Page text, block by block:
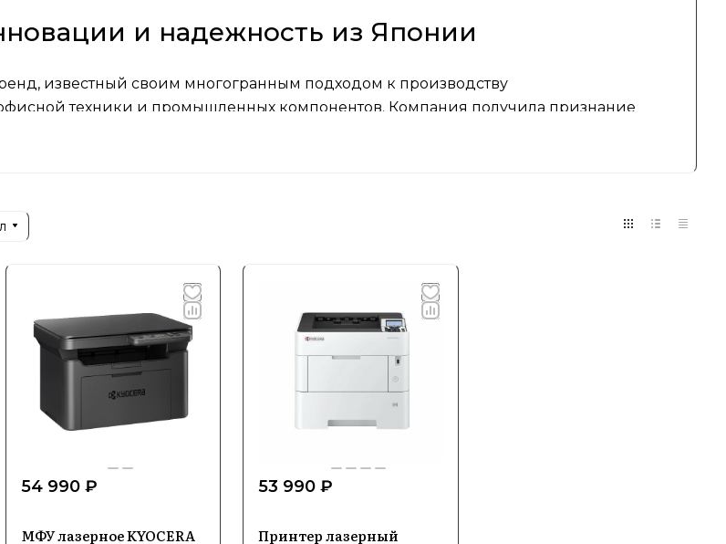
и надежность из Японии
известный своим многогранным подходом к производству
техники и промышленных компонентов. Компания получила признание
разработкам и вниманию к деталям, что позволило ей занять ведущие
офисов и предприятий. В России бренд заслужил репутацию благодаря своей
и ключевые направления
включает многофункциональные принтеры, лазерные и струйные
материалы и комплектующие для печати. Компания также производит
и промышленные инструменты, что расширяет спектр ее деятельности и
54 990 ₽
МФУ лазерное KYOCERA
53 990 ₽
Принтер лазерный